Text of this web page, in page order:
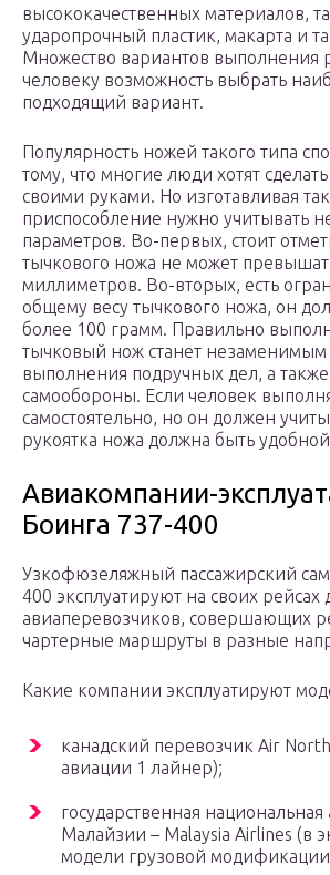
высококачественных материалов,
ударопрочный пластик, макарта и
Множество вариантов выполнения
человеку возможность выбрать
подходящий вариант.
Популярность ножей такого типа
тому, что многие люди хотят
своими руками. Но изготавливая
приспособление нужно учитывать
параметров. Во-первых, стоит
тычкового ножа не может
миллиметров. Во-вторых, есть
общему весу тычкового ножа, он
более 100 грамм. Правильно
тычковый нож станет незаменимым
выполнения подручных дел, а также
самообороны. Если человек
самостоятельно, но он должен
рукоятка ножа должна быть
Авиакомпании-
Боинга 737-400
Узкофюзеляжный пассажирский
400 эксплуатируют на своих рейсах
авиаперевозчиков, совершающих
чартерные маршруты в разные
Какие компании эксплуатируют
канадский перевозчик Air
авиации 1 лайнер);
государственная
Малайзии – Malaysia Airlines (в
модели грузовой